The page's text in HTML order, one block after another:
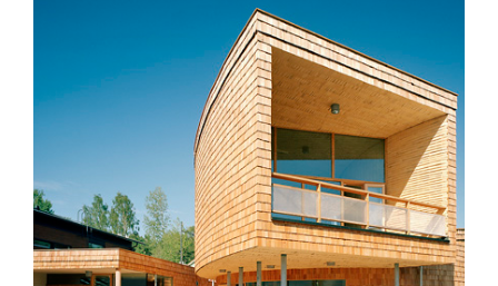
Kotilo, la Villa nordique à la
conception biophilique